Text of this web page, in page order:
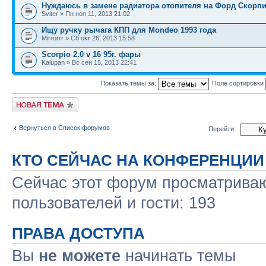
Нуждаюсь в замене радиатора отопителя на Форд
Sviter » Пн ноя 11, 2013 21:02
Ищу ручку рычага КПП для Mondeo 1993 года
Mirrorrr » Сб окт 26, 2013 15:58
Scorpio 2.0 v 16 95г. фары
Kalupan » Вс сен 15, 2013 22:41
Показать темы за: Поле сортировки
Новая тема
Вернуться в Список форумов Перейти:
КТО СЕЙЧАС НА КОНФЕРЕНЦИИ
Сейчас этот форум
пользователей и гости: 193
ПРАВА ДОСТУПА
Вы не можете начинать темы